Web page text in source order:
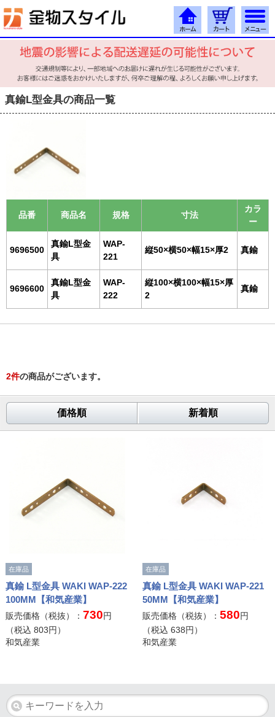
真鍮L型金具の商品一覧
品番 商品名 規格 寸法
カラ
ー
9696500
真鍮L型金
具
WAP-
221
縦50×横50×幅15×厚2 真鍮
9696600
真鍮L型金
具
WAP-
222
縦100×横100×幅15×厚
2
真鍮
2件の商品がございます。
価格順 新着順
在庫品
真鍮 L型金具 WAKI WAP-222
100MM【和気産業】
販売価格（税抜）： 730円
（税込 803円）
和気産業
在庫品
真鍮 L型金具 WAKI WAP-221
50MM【和気産業】
販売価格（税抜）：580円
（税込638円）
和気産業